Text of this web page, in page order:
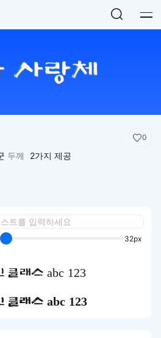
0
두께 2가지 제공
32px
클래스 abc 123
클래스 abc 123